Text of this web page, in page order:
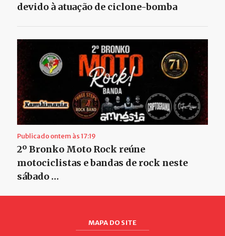
devido à atuação de ciclone-bomba
Publicado ontem às 17:19
2º Bronko Moto Rock reúne
motociclistas e bandas de rock neste
sábado …
MAPA DO SITE